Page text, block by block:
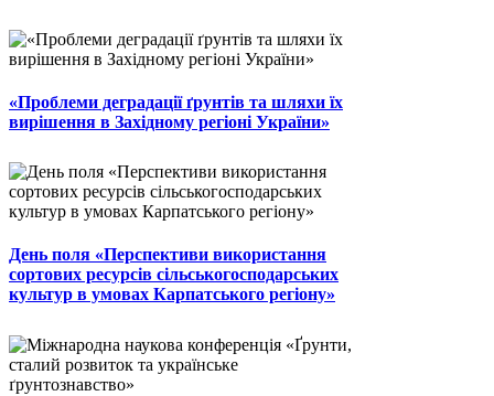
«Проблеми деградації ґрунтів та шляхи їх
вирішення в Західному регіоні України»
День поля «Перспективи використання
сортових ресурсів сільськогосподарських
культур в умовах Карпатського регіону»